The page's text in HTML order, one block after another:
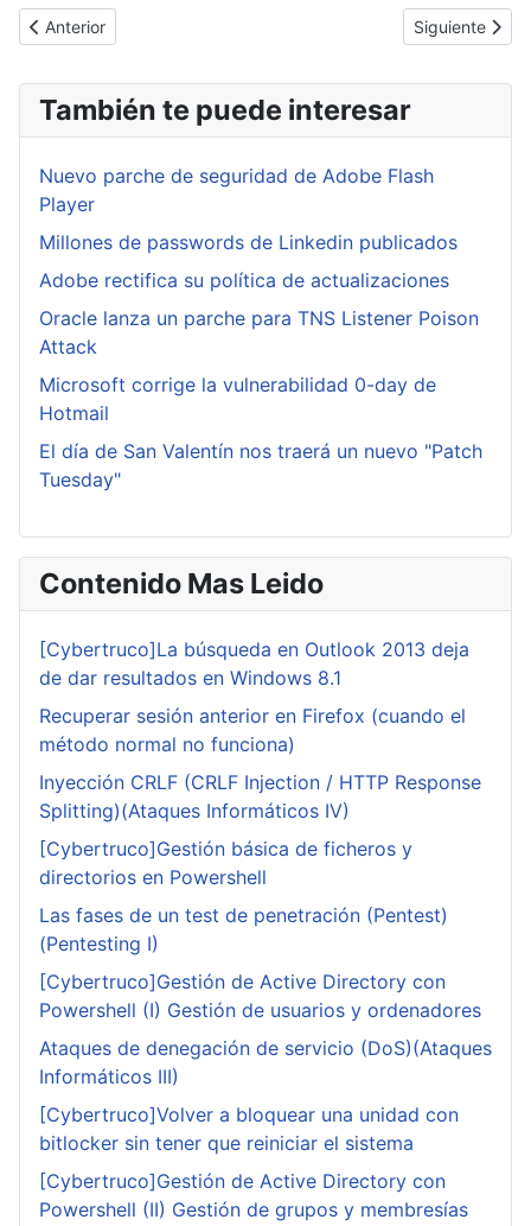
Artículo anterior: Chrome marcará como no seguras las webs
Anterior Artículo
Siguiente
También te puede interesar
Nuevo parche de seguridad de Adobe Flash
Player
Millones de passwords de Linkedin publicados
Adobe rectifica su política de actualizaciones
Oracle lanza un parche para TNS Listener Poison
Attack
Microsoft corrige la vulnerabilidad 0-day de
Hotmail
El día de San Valentín nos traerá un nuevo "Patch
Tuesday"
Contenido Mas Leido
[Cybertruco]La búsqueda en Outlook 2013 deja
de dar resultados en Windows 8.1
Recuperar sesión anterior en Firefox (cuando el
método normal no funciona)
Inyección CRLF (CRLF Injection / HTTP Response
Splitting)(Ataques Informáticos IV)
[Cybertruco]Gestión básica de ficheros y
directorios en Powershell
Las fases de un test de penetración (Pentest)
(Pentesting I)
[Cybertruco]Gestión de Active Directory con
Powershell (I) Gestión de usuarios y ordenadores
Ataques de denegación de servicio (DoS)(Ataques
Informáticos III)
[Cybertruco]Volver a bloquear una unidad con
bitlocker sin tener que reiniciar el sistema
[Cybertruco]Gestión de Active Directory con
Powershell (II) Gestión de grupos y membresías